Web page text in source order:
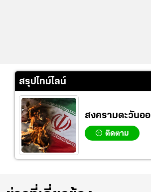
สรุปไทม์ไลน์
สงครามตะวันอ
ติดตาม